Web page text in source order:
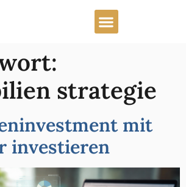
strategie
mit
investieren